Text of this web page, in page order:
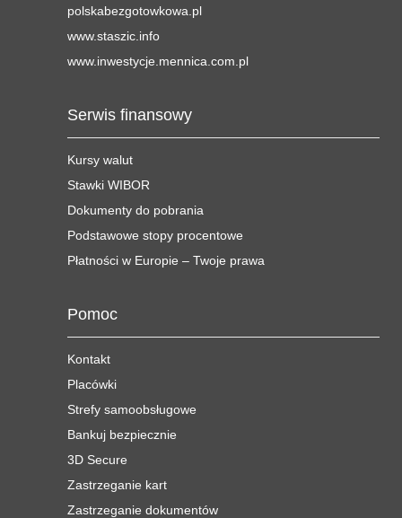
polskabezgotowkowa.pl
www.staszic.info
www.inwestycje.mennica.com.pl
Serwis finansowy
Kursy walut
Stawki WIBOR
Dokumenty do pobrania
Podstawowe stopy procentowe
Płatności w Europie – Twoje prawa
Pomoc
Kontakt
Placówki
Strefy samoobsługowe
Bankuj bezpiecznie
3D Secure
Zastrzeganie kart
Zastrzeganie dokumentów